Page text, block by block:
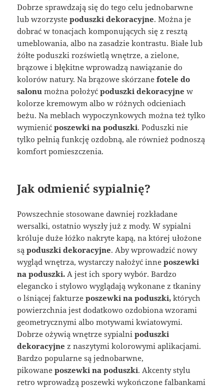
Dobrze sprawdzają się do tego celu jednobarwne
lub wzorzystepoduszki dekoracyjne. Można je
dobrać w tonacjach komponujących się z resztą
umeblowania, albo na zasadzie kontrastu. Białe lub
żółte poduszki rozświetlą wnętrze, a zielone,
brązowe i błękitne wprowadzą nawiązanie do
kolorów natury. Na brązowe skórzanefotele do
salonu można położyćpoduszki dekoracyjne w
kolorze kremowym albo w różnych odcieniach
beżu. Na meblach wypoczynkowych można też tylko
wymienićposzewki na poduszki. Poduszki nie
tylko pełnią funkcję ozdobną, ale również podnoszą
komfort pomieszczenia.
Jak odmienić sypialnię?
Powszechnie stosowane dawniej rozkładane
wersalki, ostatnio wyszły już z mody. W sypialni
króluje duże łóżko nakryte kapą, na której ułożone
sąpoduszki dekoracyjne. Aby wprowadzić nowy
wygląd wnętrza, wystarczy nałożyć inneposzewki
na poduszki. A jest ich spory wybór. Bardzo
elegancko i stylowo wyglądają wykonane z tkaniny
o lśniącej fakturzeposzewki na poduszki, których
powierzchnia jest dodatkowo ozdobiona wzorami
geometrycznymi albo motywami kwiatowymi.
Dobrze ożywią wnętrze sypialnipoduszki
dekoracyjne z naszytymi kolorowymi aplikacjami.
Bardzo popularne są jednobarwne,
pikowaneposzewki na poduszki. Akcenty stylu
retro wprowadzą poszewki wykończone falbankami